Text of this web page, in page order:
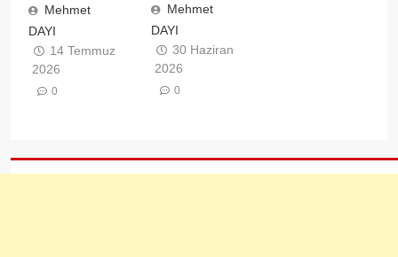
Mehmet
DAYI
14 Temmuz
2026
0
Mehmet
DAYI
30 Haziran
2026
0